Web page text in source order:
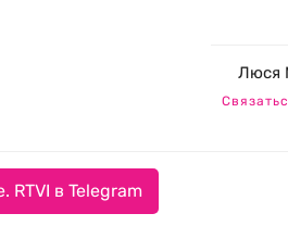
Люся
RTVI в Telegram